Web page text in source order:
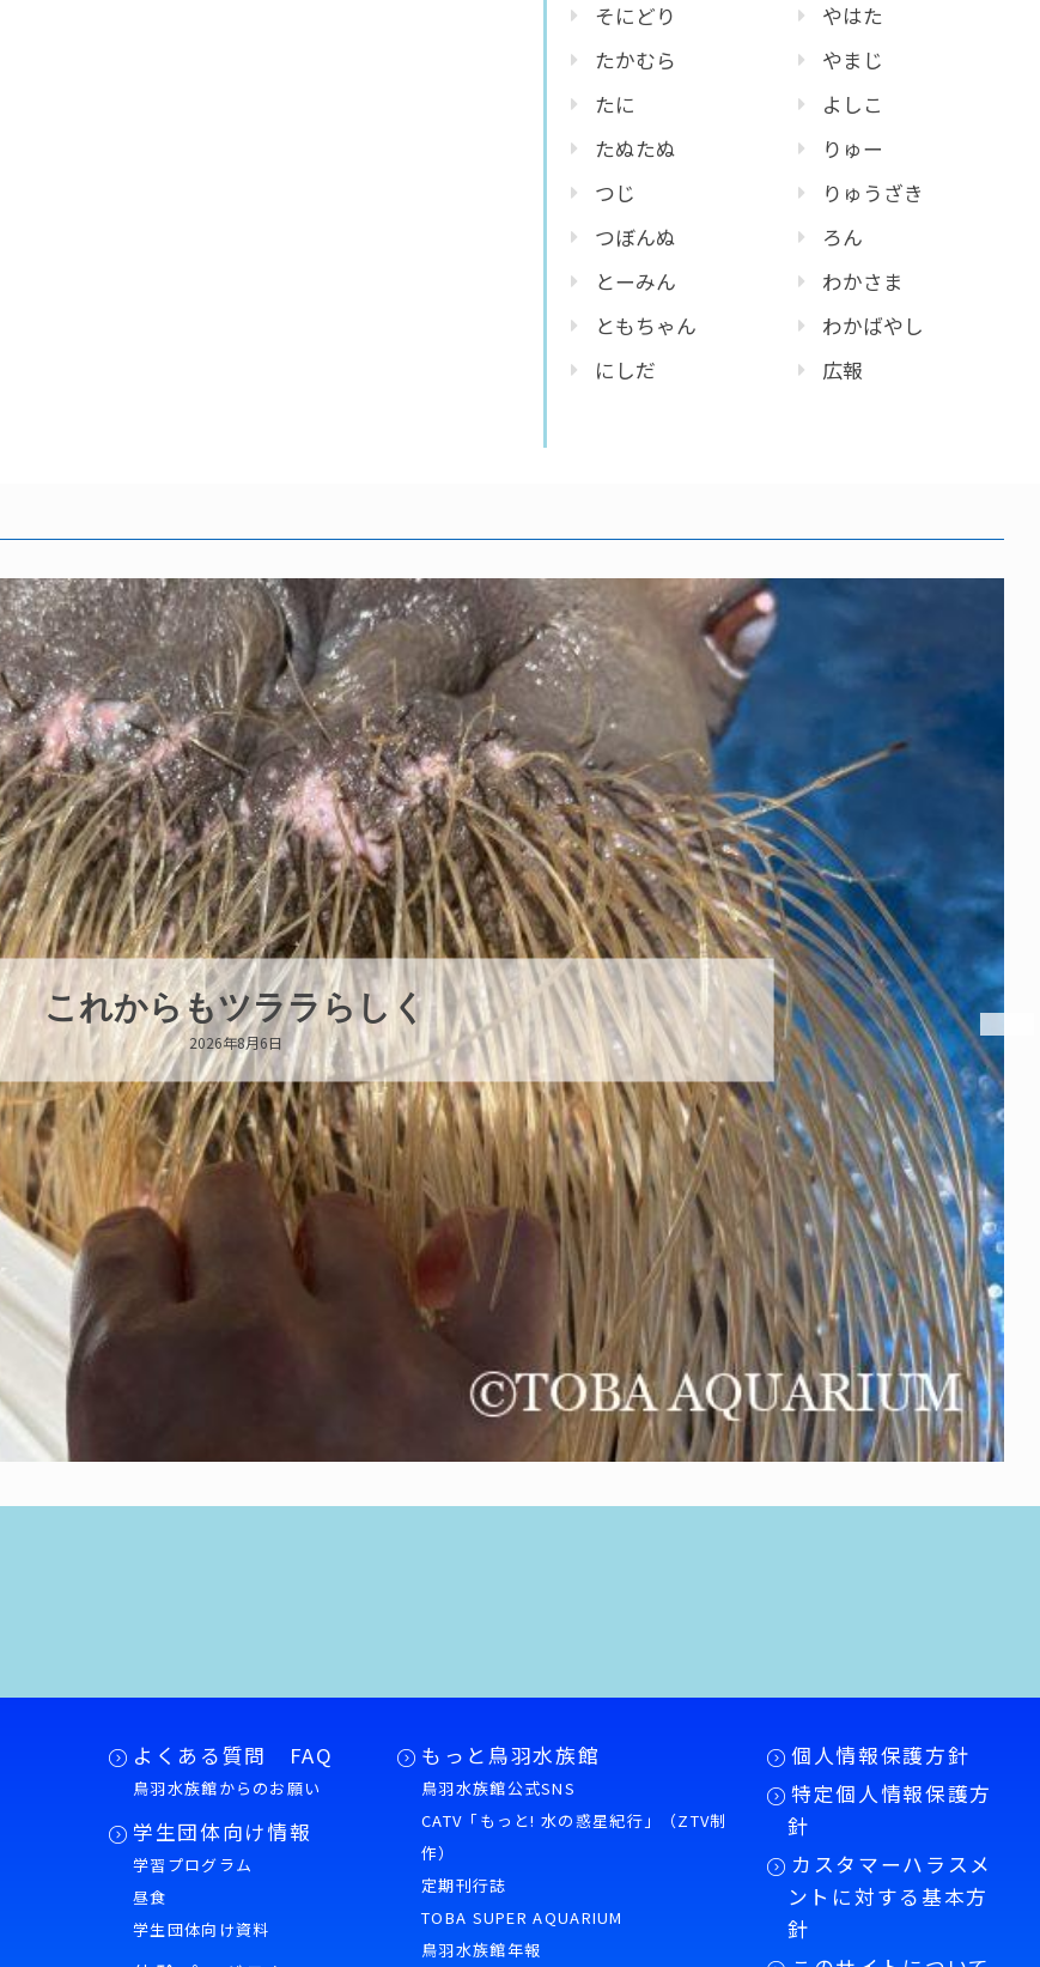
そにどり
たかむら
たに
たぬたぬ
つじ
つぼんぬ
とーみん
ともちゃん
にしだ
やはた
やまじ
よしこ
りゅー
りゅうざき
ろん
わかさま
わかばやし
広報
ハロー’s Birthday!!!
2026年8月6日
よくある質問 FAQ
鳥羽水族館からのお願い
学生団体向け情報
学習プログラム
昼食
学生団体向け資料
もっと鳥羽水族館
鳥羽水族館公式SNS
CATV「もっと! 水の惑星紀行」（ZTV制
作）
定期刊行誌
TOBA SUPER AQUARIUM
鳥羽水族館年報
個人情報保護方針
特定個人情報保護方
針
カスタマーハラスメ
ントに対する基本方
針